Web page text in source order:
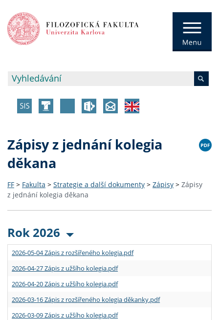
Zápisy z jednání kolegia
děkana
FF > Fakulta > Strategie a další dokumenty > Zápisy > Zápisy
z jednání kolegia děkana
Rok 2026
2026-05-04 Zápis z rozšířeného kolegia.pdf
2026-04-27 Zápis z užšího kolegia.pdf
2026-04-20 Zápis z užšího kolegia.pdf
2026-03-16 Zápis z rozšířeného kolegia děkanky.pdf
2026-03-09 Zápis z užšího kolegia.pdf